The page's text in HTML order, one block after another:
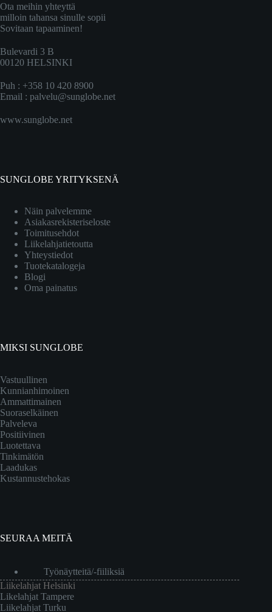
Ota meihin yhteyttä
milloin tahansa sinulle sopii
Sovitaan tapaaminen!
Bulevardi 3 B
00120 HELSINKI
Puh : +358 10 420 8900
Email : palvelu@sunglobe.net
www.sunglobe.net
SUNGLOBE YRITYKSENÄ
Näin palvelemme
Asiakasrekisteriseloste
Toimitusehdot
Liikelahjatietoutta
Yhteystiedot
Tuotekatalogeja
Blogi
Oma painatus
MIKSI SUNGLOBE
Vastuullinen
Kunnianhimoinen
Ammattimainen
Suoraselkäinen
Palveleva
Positiivinen
Luotettava
Tinkimätön
Laadukas
Kustannustehokas
SEURAA MEITÄ
Työnäytteitä/-fiiliksiä
Liikelahjat Helsinki
Likelahjat Tampere
Liikelahjat Turku